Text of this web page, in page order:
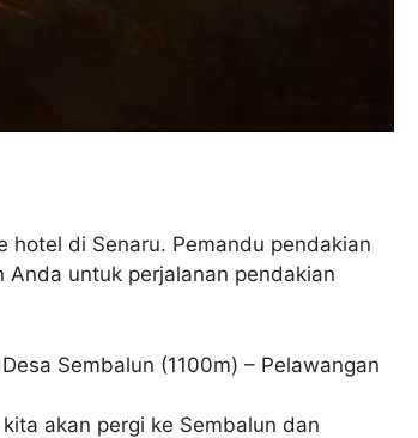
di Senaru. Pemandu pendakian
untuk perjalanan pendakian
Sembalun (1100m) – Pelawangan
akan pergi ke Sembalun dan